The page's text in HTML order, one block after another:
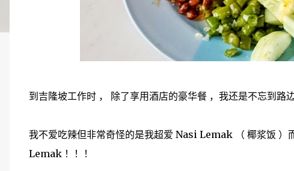
到吉隆坡工作时 ， 除了享用酒店的豪华餐 ，我还是不忘到路
我不爱吃辣但非常奇怪的是我超爱 Nasi Lemak （ 椰浆饭
Lemak ！！！